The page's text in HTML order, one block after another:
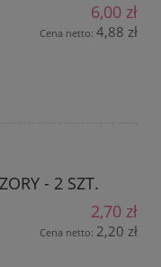
6,00 zł
Cena netto: 4,88 zł
- 2 SZT.
2,70 zł
Cena netto: 2,20 zł